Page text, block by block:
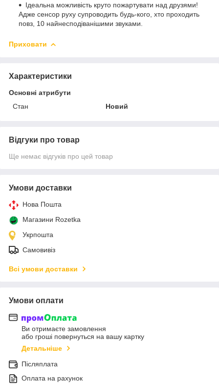
Ідеальна можливість круто пожартувати над друзями!
Адже сенсор руху супроводить будь-кого, хто проходить
повз, 10 найнесподіванішими звуками.
Приховати
Характеристики
Основні атрибути
Стан
Новий
Відгуки про товар
Ще немає відгуків про цей товар
Умови доставки
Нова Пошта
Магазини Rozetka
Укрпошта
Самовивіз
Всі умови доставки
Умови оплати
Ви отримаєте замовлення
або гроші повернуться на вашу картку
Детальніше
Післяплата
Оплата на рахунок